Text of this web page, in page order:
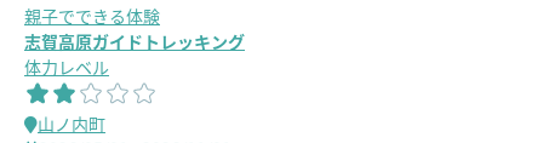
親子でできる体験
志賀高原ガイドトレッキング
体力レベル
山ノ内町